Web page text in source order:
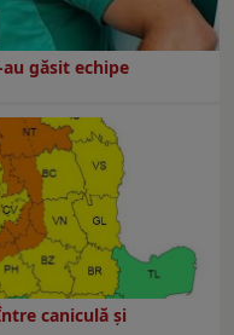
găsit echipe
caniculă şi